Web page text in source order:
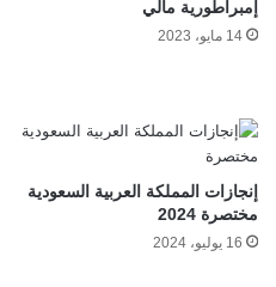
إمبراطورية مالي
14 مايو، 2023
إنجازات المملكة العربية السعودية
مختصرة 2024
16 يوليو، 2024